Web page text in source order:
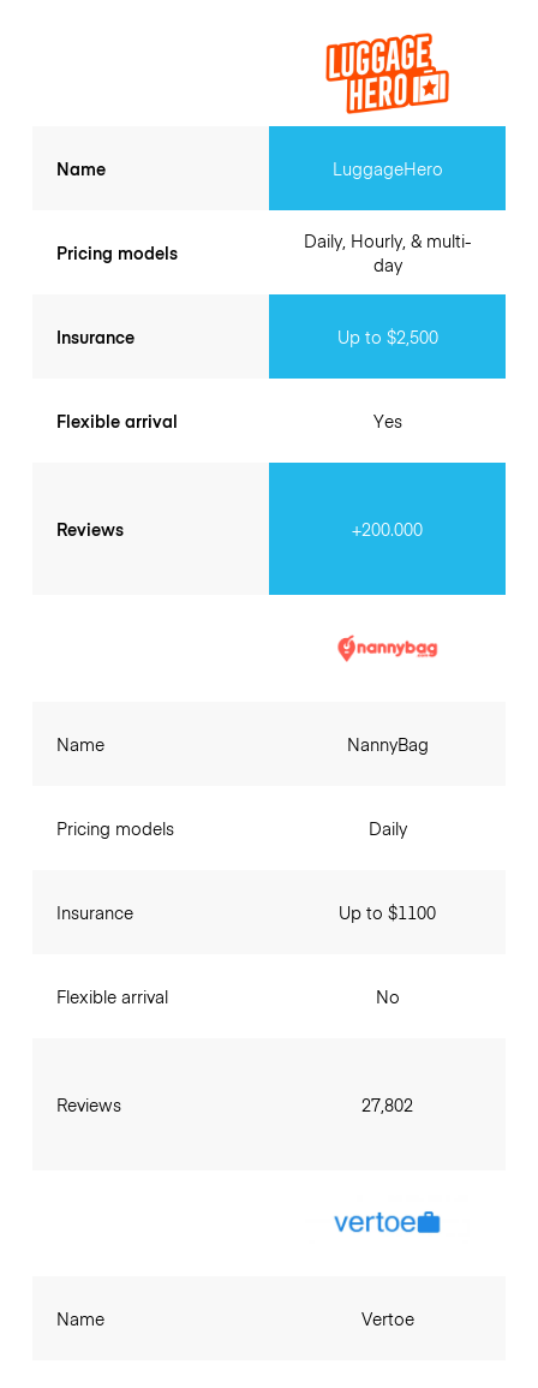
Name
Pricing models
Insurance
Flexible arrival
Reviews
LuggageHero
Daily, Hourly, & multi-
day
Up to $2,500
Yes
+200.000
Name
Pricing models
Insurance
Flexible arrival
Reviews
NannyBag
Daily
Up to $1100
No
27,802
Name Vertoe